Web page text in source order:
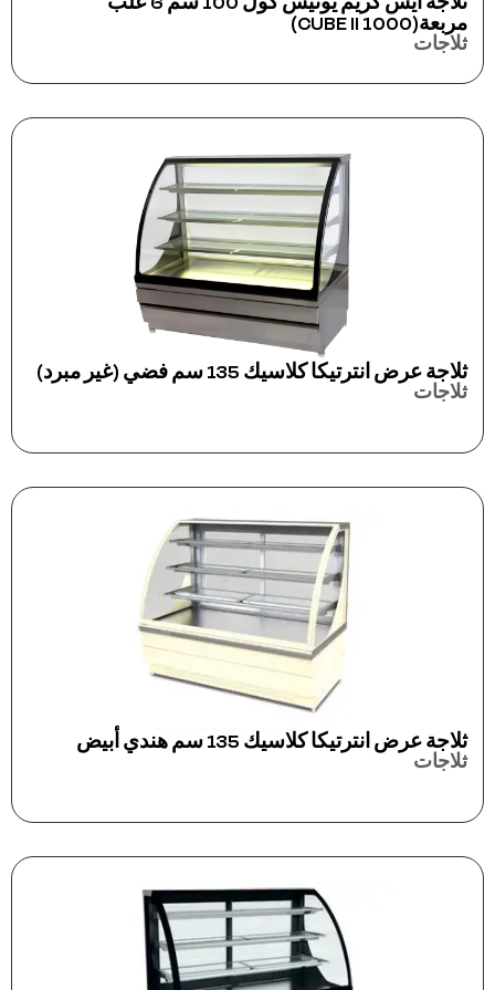
مربعة(CUBE II 1000)
ثلاجات
ثلاجة عرض انترتيكا كلاسيك 135 سم فضي (غير مبرد)
ثلاجات
ثلاجة عرض انترتيكا كلاسيك 135 سم هندي أبيض
ثلاجات